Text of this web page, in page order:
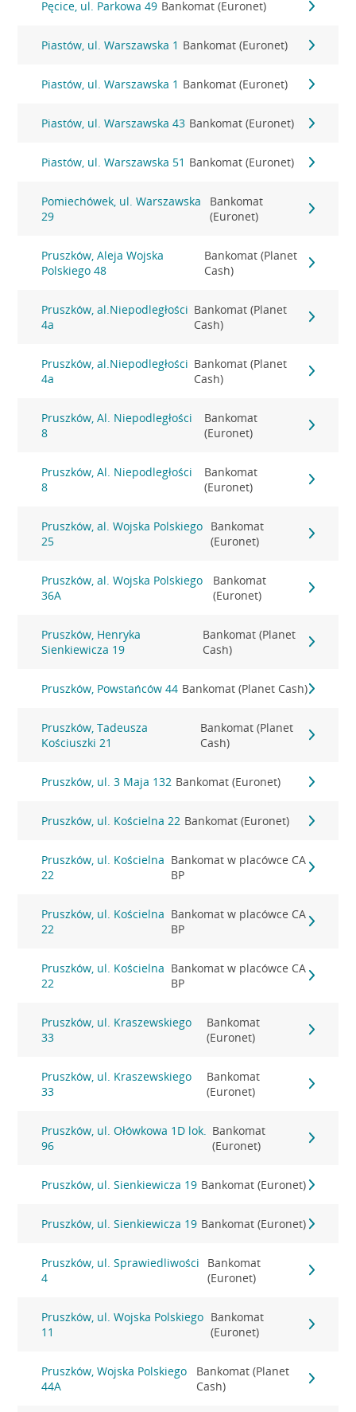
Pęcice, ul. Parkowa 49 Bankomat (Euronet)
Piastów, ul. Warszawska 1 Bankomat (Euronet)
Piastów, ul. Warszawska 1 Bankomat (Euronet)
Piastów, ul. Warszawska 43 Bankomat (Euronet)
Piastów, ul. Warszawska 51 Bankomat (Euronet)
Pomiechówek, ul. Warszawska
29
Bankomat
(Euronet)
Pruszków, Aleja Wojska
Polskiego 48
Bankomat (Planet
Cash)
Pruszków, al.Niepodległości
4a
Bankomat (Planet
Cash)
Pruszków, al.Niepodległości
4a
Bankomat (Planet
Cash)
Pruszków, Al. Niepodległości
8
Bankomat
(Euronet)
Pruszków, Al. Niepodległości
8
Bankomat
(Euronet)
Pruszków, al. Wojska Polskiego
25
Bankomat
(Euronet)
Pruszków, al. Wojska Polskiego
36A
Bankomat
(Euronet)
Pruszków, Henryka
Sienkiewicza 19
Bankomat (Planet
Cash)
Pruszków, Powstańców 44 Bankomat (Planet Cash)
Pruszków, Tadeusza
Kościuszki 21
Bankomat (Planet
Cash)
Pruszków, ul. 3 Maja 132 Bankomat (Euronet)
Pruszków, ul. Kościelna 22 Bankomat (Euronet)
Pruszków, ul. Kościelna
22
Bankomat w placówce CA
BP
Pruszków, ul. Kościelna
22
Bankomat w placówce CA
BP
Pruszków, ul. Kościelna
22
Bankomat w placówce CA
BP
Pruszków, ul. Kraszewskiego
33
Bankomat
(Euronet)
Pruszków, ul. Kraszewskiego
33
Bankomat
(Euronet)
Pruszków, ul. Ołówkowa 1D lok.
96
Bankomat
(Euronet)
Pruszków, ul. Sienkiewicza 19 Bankomat (Euronet)
Pruszków, ul. Sienkiewicza 19 Bankomat (Euronet)
Pruszków, ul. Sprawiedliwości
4
Bankomat
(Euronet)
Pruszków, ul. Wojska Polskiego
11
Bankomat
(Euronet)
Pruszków, Wojska Polskiego
44A
Bankomat (Planet
Cash)